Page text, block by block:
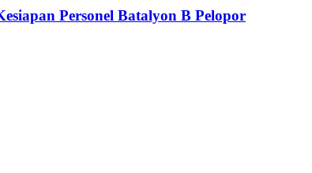
Personel Batalyon B Pelopor